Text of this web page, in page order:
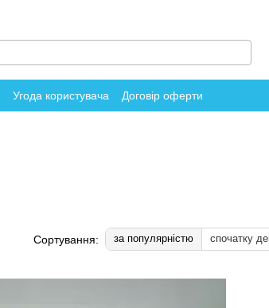
Угода користувача
Договір оферти
Сортування: за популярністю спочатку